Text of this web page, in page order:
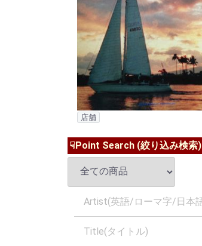
店舗
☟Point Search (絞り込み検索)